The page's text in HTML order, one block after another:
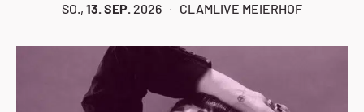
SO., 13. SEP.2026 CLAMLIVE MEIERHOF